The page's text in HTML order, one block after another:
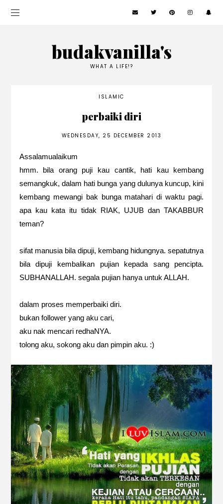
budakvanilla's
WHAT A LIFE!?
ISLAMIC
perbaiki diri
WEDNESDAY, 25 DECEMBER 2013
Assalamualaikum
hmm. bila orang puji kau cantik, hati kau kembang
semangkuk, dalam hati bunga yang dulunya kuncup, kini
kembang mewangi bak bunga matahari di waktu pagi.
apa kau kata itu tidak RIAK, UJUB dan TAKABBUR
teman?
sifat manusia bila dipuji, kembang hidungnya. sepatutnya
bila dipuji kembalikan pujian kepada sang pencipta.
SUBHANALLAH. segala pujian hanya untuk ALLAH.
dalam proses memperbaiki diri.
bukan follower yang aku cari,
aku nak mencari redhaNYA.
tolong aku, sokong aku dan pimpin aku. :)